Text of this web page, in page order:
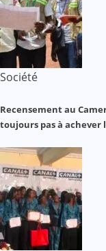
Société
Recensement au
toujours pas à achever